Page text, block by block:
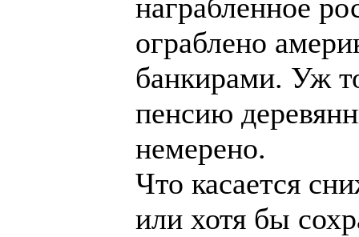
награбленное
ограблено
банкирами. Уж
пенсию
немерено.
Что касается
или хотя бы